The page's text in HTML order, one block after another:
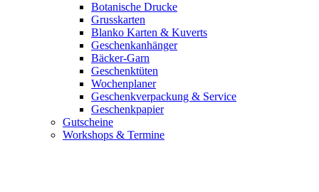
Botanische Drucke
Grusskarten
Blanko Karten & Kuverts
Geschenkanhänger
Bäcker-Garn
Geschenktüten
Wochenplaner
Geschenkverpackung & Service
Geschenkpapier
Gutscheine
Workshops & Termine